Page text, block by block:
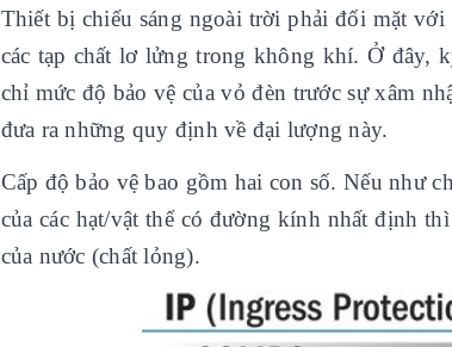
Thiết bị chiếu sáng ngoài trời phải đối mặt
các tạp chất lơ lửng trong không khí. Ở đây,
chỉ mức độ bảo vệ của vỏ đèn trước sự xâm
đưa ra những quy định về đại lượng này.
Cấp độ bảo vệ bao gồm hai con số. Nếu như
của các hạt/vật thể có đường kính nhất định
của nước (chất lỏng).